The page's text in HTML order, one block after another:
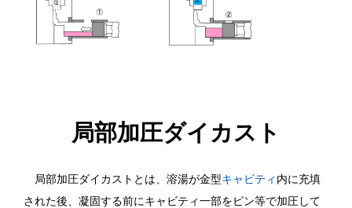
局部加圧ダイカスト
局部加圧ダイカストとは、溶湯が金型キャビティ 内に充填
された後、凝固する前にキャビティ一部をピン等で加圧して